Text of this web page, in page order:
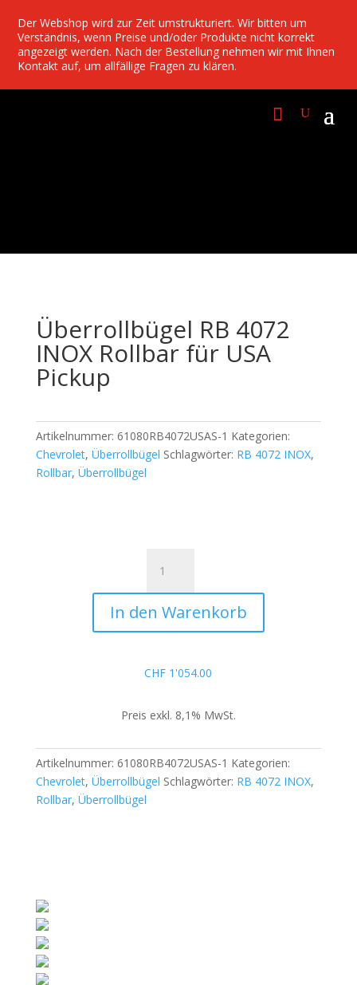
Der Webshop wird zur Zeit umstrukturiert. Wir bitten um
Verständnis, wenn Preise und/oder Produkte nicht korrekt
angezeigt werden. Nach der Bestellung nehmen wir mit Ihnen
Kontakt auf, um allfällige Fragen zu klären.
Überrollbügel RB 4072
INOX Rollbar für USA
Pickup
Artikelnummer: 61080RB4072USAS-1 Kategorien:
Chevrolet, Überrollbügel Schlagwörter: RB 4072 INOX,
Rollbar, Überrollbügel
4072
INOX
Rollbar
USA
In den Warenkorb
CHF 1'054.00
Preis exkl. 8,1% MwSt.
Artikelnummer: 61080RB4072USAS-1 Kategorien:
Chevrolet, Überrollbügel Schlagwörter: RB 4072 INOX,
Rollbar, Überrollbügel